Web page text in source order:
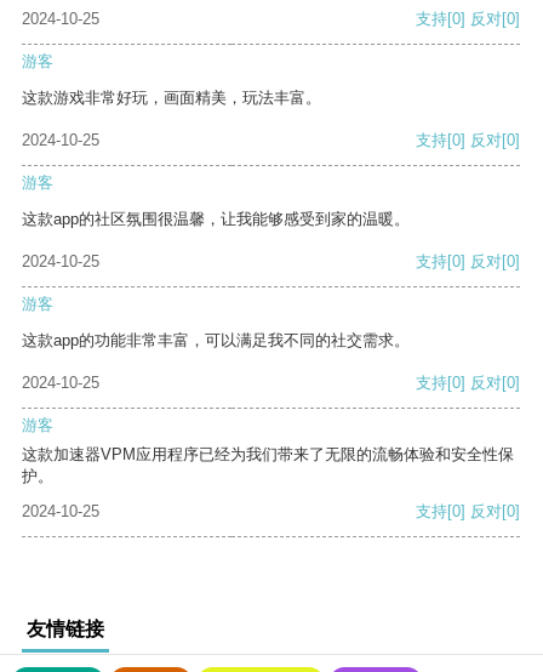
2024-10-25
支持[0] 反对[0]
游客
这款游戏非常好玩，画面精美，玩法丰富。
2024-10-25 支持[0] 反对[0]
游客
这款app的社区氛围很温馨，让我能够感受到家的温暖。
2024-10-25 支持[0] 反对[0]
游客
这款app的功能非常丰富，可以满足我不同的社交需求。
2024-10-25 支持[0] 反对[0]
游客
这款加速器VPM应用程序已经为我们带来了无限的流畅体验和安全性保
护。
2024-10-25
支持[0] 反对[0]
友情链接